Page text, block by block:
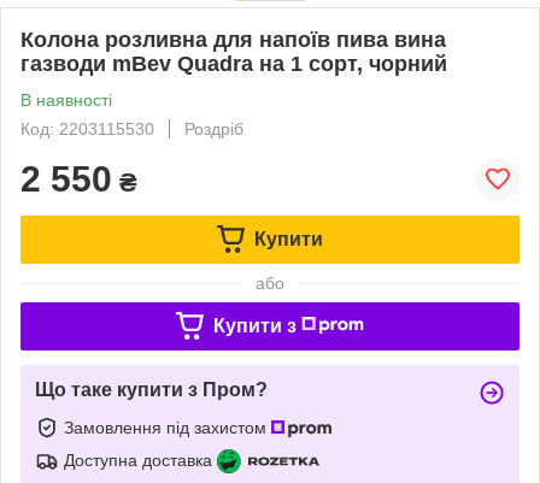
Колона розливна для напоїв пива вина
газводи mBev Quadra на 1 сорт, чорний
В наявності
Код: 2203115530
Роздріб
2 550 ₴
Купити
або
Купити з
Що таке купити з Пром?
Замовлення під захистом
Доступна доставка